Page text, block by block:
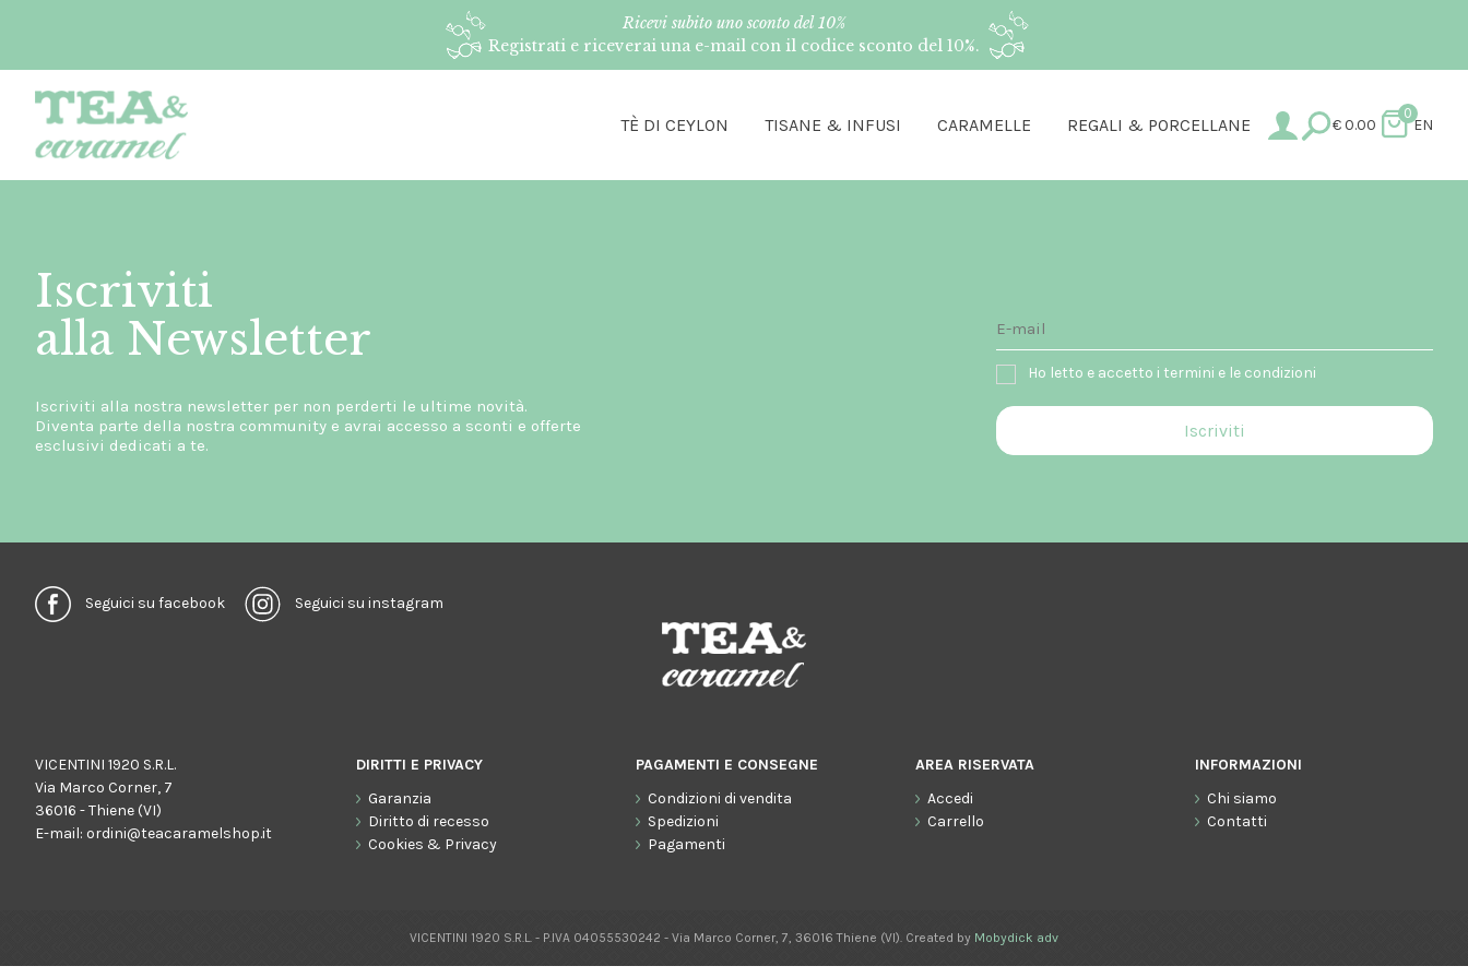
Ricevi subito uno sconto del 10%
Registrati e riceverai una e-mail con il codice sconto del 10%.
TÈ DI CEYLON TISANE & INFUSI CARAMELLE REGALI & PORCELLANE € 0.00
0
EN
Iscriviti
alla Newsletter
Iscriviti alla nostra newsletter per non perderti le ultime novità.
Diventa parte della nostra community e avrai accesso a sconti e offerte
esclusivi dedicati a te.
Ho letto e accetto i termini e le condizioni
Seguici su facebook Seguici su instagram
VICENTINI 1920 S.R.L.
Via Marco Corner, 7
36016 - Thiene (VI)
E-mail: ordini@teacaramelshop.it
DIRITTI E PRIVACY
Garanzia
Diritto di recesso
Cookies & Privacy
PAGAMENTI E CONSEGNE
Condizioni di vendita
Spedizioni
Pagamenti
AREA RISERVATA
Accedi
Carrello
INFORMAZIONI
Chi siamo
Contatti
VICENTINI 1920 S.R.L. - P.IVA 04055530242 - Via Marco Corner, 7, 36016 Thiene (VI). Created by Mobydick adv